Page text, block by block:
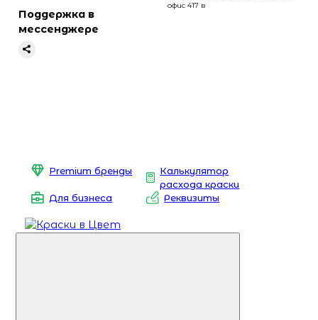
Поддержка в
мессенджере
офис 417 в
Premium бренды
Калькулятор
расхода краски
Для бизнеса
Реквизиты